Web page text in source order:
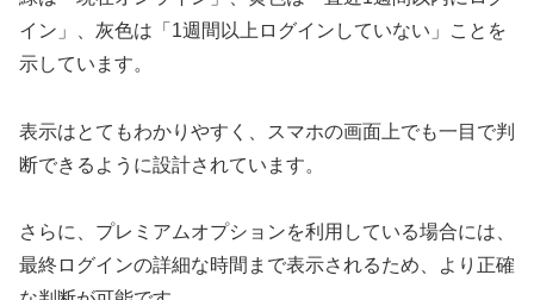
イン」、灰色は「1週間以上ログインしていない」ことを
示しています。
表示はとてもわかりやすく、スマホの画面上でも一目で判
断できるように設計されています。
さらに、プレミアムオプションを利用している場合には、
最終ログインの詳細な時間まで表示されるため、より正確